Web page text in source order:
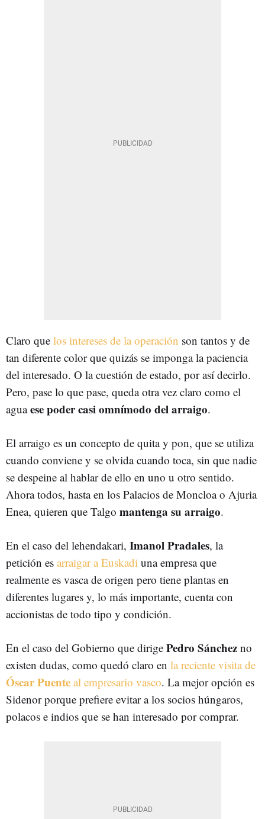
Claro que los intereses de la operación son tantos y de
tan diferente color que quizás se imponga la paciencia
del interesado. O la cuestión de estado, por así decirlo.
Pero, pase lo que pase, queda otra vez claro como el
aguaese poder casi omnímodo del arraigo.
El arraigo es un concepto de quita y pon, que se utiliza
cuando conviene y se olvida cuando toca, sin que nadie
se despeine al hablar de ello en uno u otro sentido.
Ahora todos, hasta en los Palacios de Moncloa o Ajuria
Enea, quieren que Talgo mantenga su arraigo.
En el caso del lehendakari, Imanol Pradales, la
petición es arraigar a Euskadi una empresa que
realmente es vasca de origen pero tiene plantas en
diferentes lugares y, lo más importante, cuenta con
accionistas de todo tipo y condición.
En el caso del Gobierno que dirige Pedro Sánchez no
existen dudas, como quedó claro en la reciente visita de
Óscar Puente al empresario vasco. La mejor opción es
Sidenor porque prefiere evitar a los socios húngaros,
polacos e indios que se han interesado por comprar.